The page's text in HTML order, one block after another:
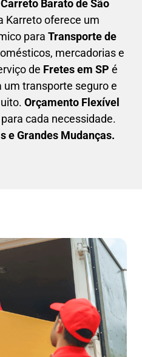
Carreto Baratode São
Karreto oferece um
para Transporte de
mercadorias e
de Fretes em SP é
um transporte seguro e
Orçamento Flexível
cada necessidade.
e Grandes Mudanças.